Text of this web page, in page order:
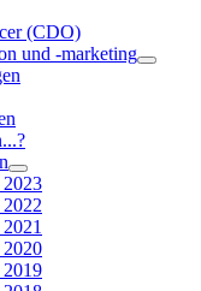
(CDO)
und -marketing